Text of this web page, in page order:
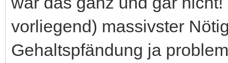
vorliegend) massivster
Gehaltspfändung ja